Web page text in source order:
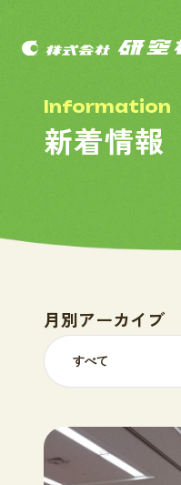
Information
新着情報
月別アーカイブ